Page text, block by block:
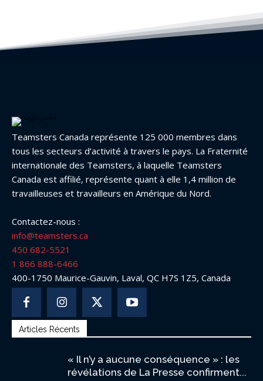
Teamsters Canada représente 125 000 membres dans
tous les secteurs d’activité à travers le pays. La Fraternité
internationale des Teamsters, à laquelle Teamsters
Canada est affilié, représente quant à elle 1,4 million de
travailleuses et travailleurs en Amérique du Nord.
Contactez-nous :
info@teamsters.ca
450 682-5521
1 866 888-6466
400-1750 Maurice-Gauvin, Laval, QC H7S 1Z5, Canada
Articles Récents
« Il n’y a aucune conséquence » : les
révélations de La Presse confirment...